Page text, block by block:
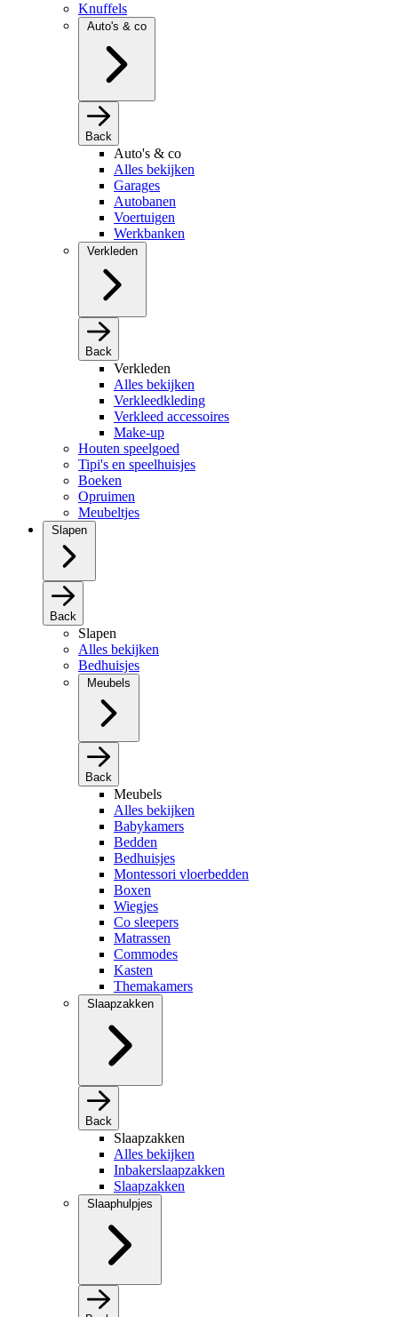
Knuffels
Auto's & co
Back
Auto's & co
Alles bekijken
Garages
Autobanen
Voertuigen
Werkbanken
Verkleden
Back
Verkleden
Alles bekijken
Verkleedkleding
Verkleed accessoires
Make-up
Houten speelgoed
Tipi's en speelhuisjes
Boeken
Opruimen
Meubeltjes
Slapen
Back
Slapen
Alles bekijken
Bedhuisjes
Meubels
Back
Meubels
Alles bekijken
Babykamers
Bedden
Bedhuisjes
Montessori vloerbedden
Boxen
Wiegjes
Co sleepers
Matrassen
Commodes
Kasten
Themakamers
Slaapzakken
Back
Slaapzakken
Alles bekijken
Inbakerslaapzakken
Slaapzakken
Slaaphulpjes